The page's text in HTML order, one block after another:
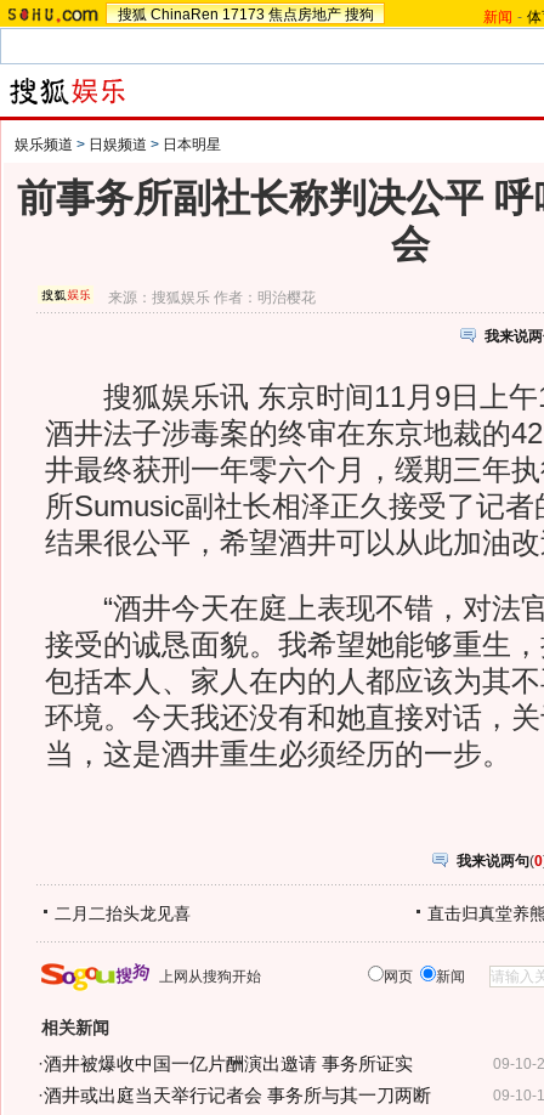
搜狐 ChinaRen 17173 焦点房地产 搜狗 新闻 -
娱乐频道 > 日娱频道 > 日本明星
前事务所副社长称判决公平
会
来源：搜狐娱乐 作者：明治樱花
我来说
搜狐娱乐讯 东京时间11月9日上午
酒井法子涉毒案的终审在东京地裁的
井最终获刑一年零六个月，缓期三年
所Sumusic副社长相泽正久接受了记
结果很公平，希望酒井可以从此加油
“酒井今天在庭上表现不错，对法
接受的诚恳面貌。我希望她能够重生
包括本人、家人在内的人都应该为其
环境。今天我还没有和她直接对话，
当，这是酒井重生必须经历的一步。
我来说两句(0
二月二抬头龙见喜 直击归真堂养
上网从搜狗开始 网页 新闻
相关新闻
09-10-
·酒井被爆收中国一亿片酬演出邀请 事务所证实
09-10-
·酒井或出庭当天举行记者会 事务所与其一刀两断